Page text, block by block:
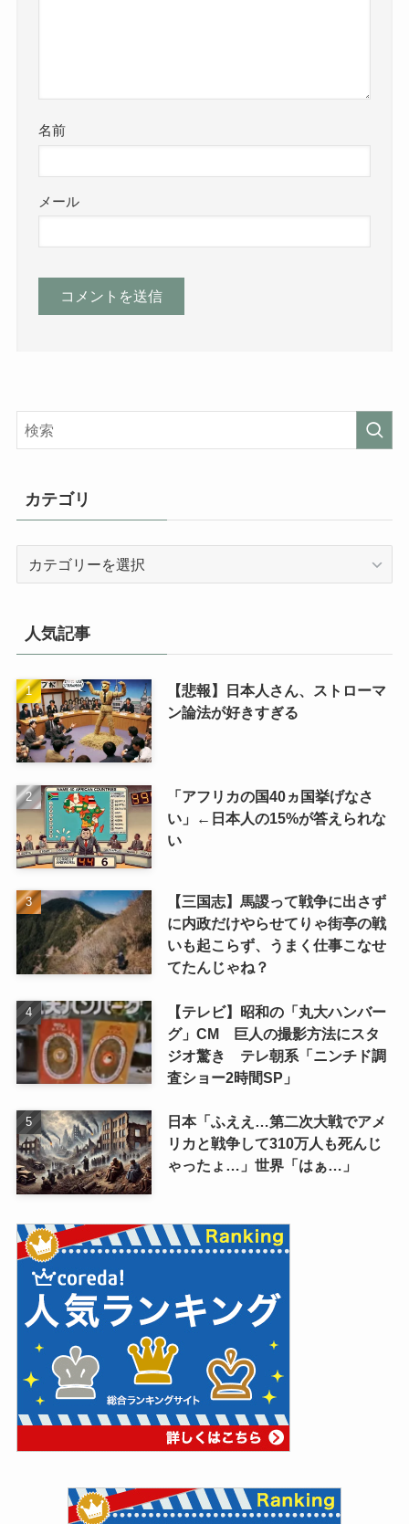
名前
メール
カテゴリ
人気記事
【悲報】日本人さん、ストローマ
ン論法が好きすぎる
「アフリカの国40ヵ国挙げなさ
い」←日本人の15%が答えられな
い
【三国志】馬謖って戦争に出さず
に内政だけやらせてりゃ街亭の戦
いも起こらず、うまく仕事こなせ
てたんじゃね？
【テレビ】昭和の「丸大ハンバー
グ」CM 巨人の撮影方法にスタ
ジオ驚き テレ朝系「ニンチド調
査ショー2時間SP」
日本「ふええ…第二次大戦でアメ
リカと戦争して310万人も死んじ
ゃったょ…」世界「はぁ…」